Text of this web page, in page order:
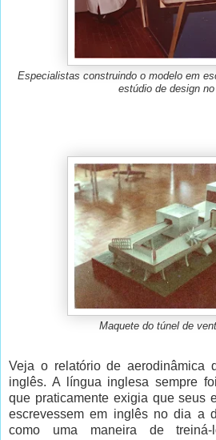
Especialistas construindo o modelo em
estúdio de design
Maquete do túnel de
Veja o relatório de aerodinâmica
inglês. A língua inglesa sempre
que praticamente exigia que seus
escrevessem em inglês no dia a
como uma maneira de